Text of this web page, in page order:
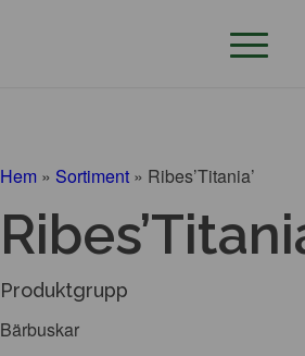
Hem » Sortiment » Ribes’Titania’
Produktgrupp
Bärbuskar